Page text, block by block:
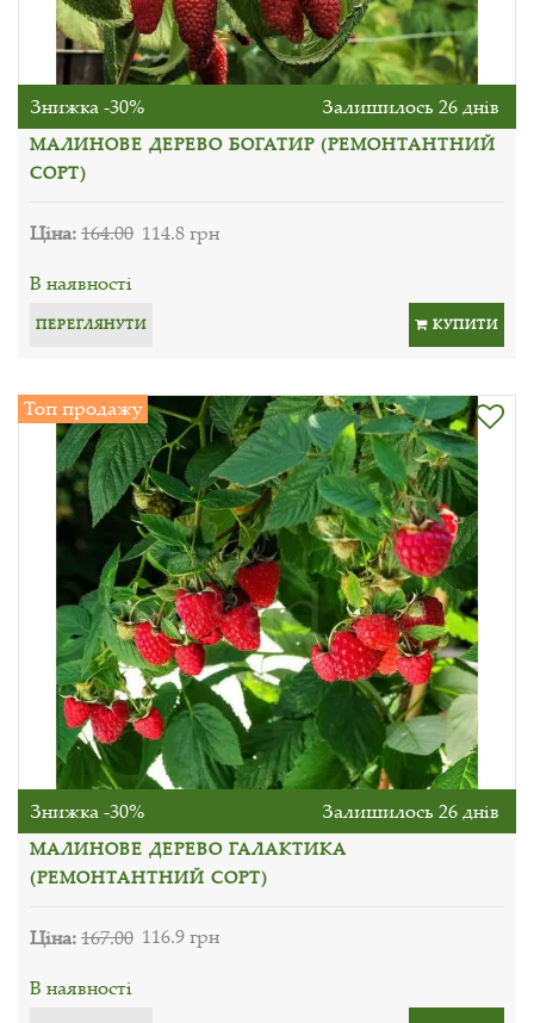
Знижка -30% Залишилось 26 днів
МАЛИНОВЕ ДЕРЕВО БОГАТИР (РЕМОНТАНТНИЙ
СОРТ)
Ціна:164.00 114.8 грн
В наявності
ПЕРЕГЛЯНУТИ КУПИТИ
Топ продажу
Знижка -30% Залишилось 26 днів
МАЛИНОВЕ ДЕРЕВО ГАЛАКТИКА
(РЕМОНТАНТНИЙ СОРТ)
Ціна:167.00 116.9 грн
В наявності